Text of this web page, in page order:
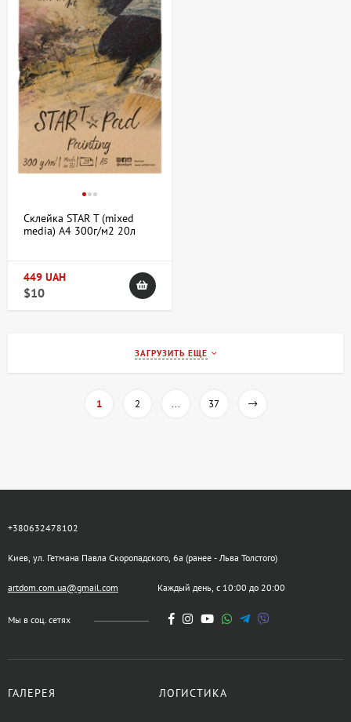
Склейка STAR T (mixed
media) А4 300г/м2 20л
449 UAH
$10
ЗАГРУЗИТЬ ЕЩЕ
1 2 ... 37
+380632478102
Киев, ул. Гетмана Павла Скоропадского, 6а (ранее - Льва Толстого)
artdom.com.ua@gmail.com Каждый день, с 10:00 до 20:00
Мы в соц. сетях
ГАЛЕРЕЯ ЛОГИСТИКА